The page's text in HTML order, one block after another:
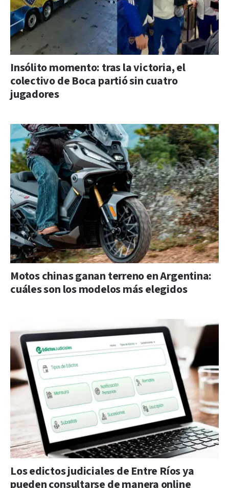
Insólito momento: tras la victoria, el
colectivo de Boca partió sin cuatro
jugadores
Motos chinas ganan terreno en Argentina:
cuáles son los modelos más elegidos
Los edictos judiciales de Entre Ríos ya
pueden consultarse de manera online